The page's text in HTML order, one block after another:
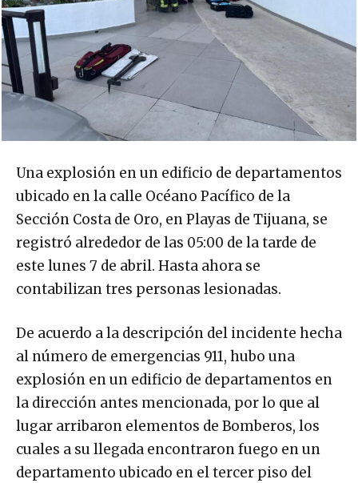
Una explosión en un edificio de departamentos
ubicado en la calle Océano Pacífico de la
Sección Costa de Oro, en Playas de Tijuana, se
registró alrededor de las 05:00 de la tarde de
este lunes 7 de abril. Hasta ahora se
contabilizan tres personas lesionadas.
De acuerdo a la descripción del incidente hecha
al número de emergencias 911, hubo una
explosión en un edificio de departamentos en
la dirección antes mencionada, por lo que al
lugar arribaron elementos de Bomberos, los
cuales a su llegada encontraron fuego en un
departamento ubicado en el tercer piso del